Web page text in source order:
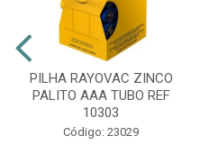
PILHA RAYOVAC ZINCO
PALITO AAA TUBO REF
10303
Código: 23029